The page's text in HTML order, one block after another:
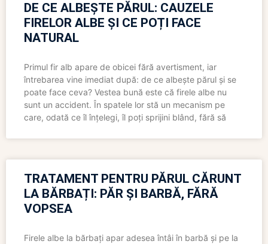
DE CE ALBEȘTE PĂRUL: CAUZELE
FIRELOR ALBE ȘI CE POȚI FACE
NATURAL
Primul fir alb apare de obicei fără avertisment, iar
întrebarea vine imediat după: de ce albește părul și se
poate face ceva? Vestea bună este că firele albe nu
sunt un accident. În spatele lor stă un mecanism pe
care, odată ce îl înțelegi, îl poți sprijini blând, fără să
TRATAMENT PENTRU PĂRUL CĂRUNT
LA BĂRBAȚI: PĂR ȘI BARBĂ, FĂRĂ
VOPSEA
Firele albe la bărbați apar adesea întâi în barbă și pe la